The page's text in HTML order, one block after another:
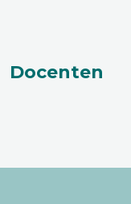
Docenten